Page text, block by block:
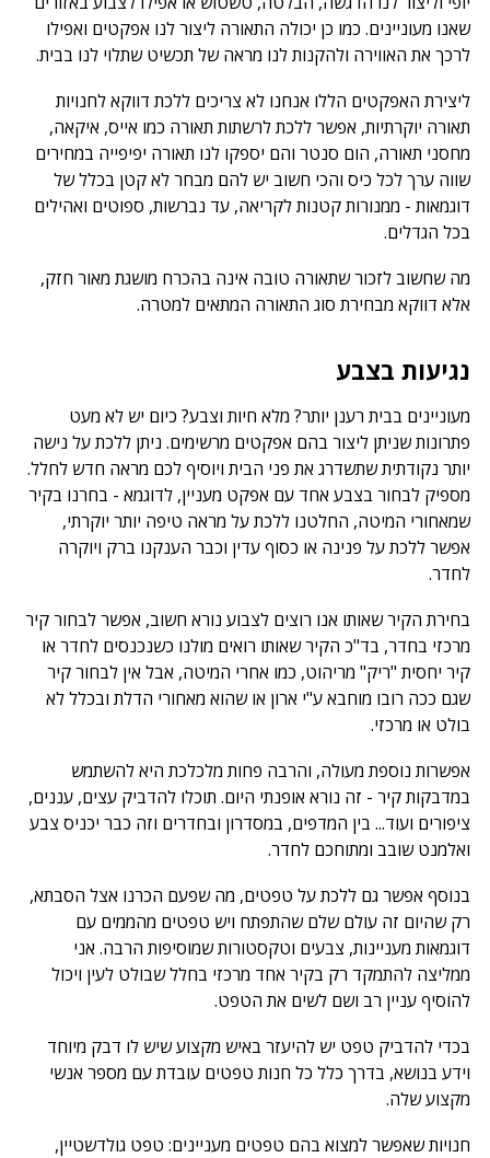
שאנו מעוניינים. כמו כן יכולה התאורה ליצור לנו אפקטים ואפילו
לרכך את האווירה ולהקנות לנו מראה של תכשיט שתלוי לנו בבית.
ליצירת האפקטים הללו אנחנו לא צריכים ללכת דווקא לחנויות
תאורה יוקרתיות, אפשר ללכת לרשתות תאורה כמו אייס, איקאה,
מחסני תאורה, הום סנטר והם יספקו לנו תאורה יפיפייה במחירים
שווה ערך לכל כיס והכי חשוב יש להם מבחר לא קטן בכלל של
דוגמאות - ממנורות קטנות לקריאה, עד נברשות, ספוטים ואהילים
בכל הגדלים.
מה שחשוב לזכור שתאורה טובה אינה בהכרח מושגת מאור חזק,
אלא דווקא מבחירת סוג התאורה המתאים למטרה.
נגיעות בצבע
מעוניינים בבית רענן יותר? מלא חיות וצבע? כיום יש לא מעט
פתרונות שניתן ליצור בהם אפקטים מרשימים. ניתן ללכת על נישה
יותר נקודתית שתשדרג את פני הבית ויוסיף לכם מראה חדש לחלל.
מספיק לבחור בצבע אחד עם אפקט מעניין, לדוגמא - בחרנו בקיר
שמאחורי המיטה, החלטנו ללכת על מראה טיפה יותר יוקרתי,
אפשר ללכת על פנינה או כסוף עדין וכבר הענקנו ברק ויוקרה
לחדר.
בחירת הקיר שאותו אנו רוצים לצבוע נורא חשוב, אפשר לבחור קיר
מרכזי בחדר, בד"כ הקיר שאותו רואים מולנו כשנכנסים לחדר או
קיר יחסית "ריק" מריהוט, כמו אחרי המיטה, אבל אין לבחור קיר
שגם ככה רובו מוחבא ע"י ארון או שהוא מאחורי הדלת ובכלל לא
בולט או מרכזי.
אפשרות נוספת מעולה, והרבה פחות מלכלכת היא להשתמש
במדבקות קיר - זה נורא אופנתי היום. תוכלו להדביק עצים, עננים,
ציפורים ועוד... בין המדפים, במסדרון ובחדרים וזה כבר יכניס צבע
ואלמנט שובב ומתוחכם לחדר.
בנוסף אפשר גם ללכת על טפטים, מה שפעם הכרנו אצל הסבתא,
רק שהיום זה עולם שלם שהתפתח ויש טפטים מהממים עם
דוגמאות מעניינות, צבעים וטקסטורות שמוסיפות הרבה. אני
ממליצה להתמקד רק בקיר אחד מרכזי בחלל שבולט לעין ויכול
להוסיף עניין רב ושם לשים את הטפט.
בכדי להדביק טפט יש להיעזר באיש מקצוע שיש לו דבק מיוחד
וידע בנושא, בדרך כלל כל חנות טפטים עובדת עם מספר אנשי
מקצוע שלה.
חנויות שאפשר למצוא בהם טפטים מעניינים: טפט גולדשטיין,